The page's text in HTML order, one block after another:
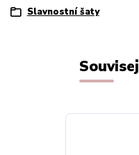
Slavnostní šaty